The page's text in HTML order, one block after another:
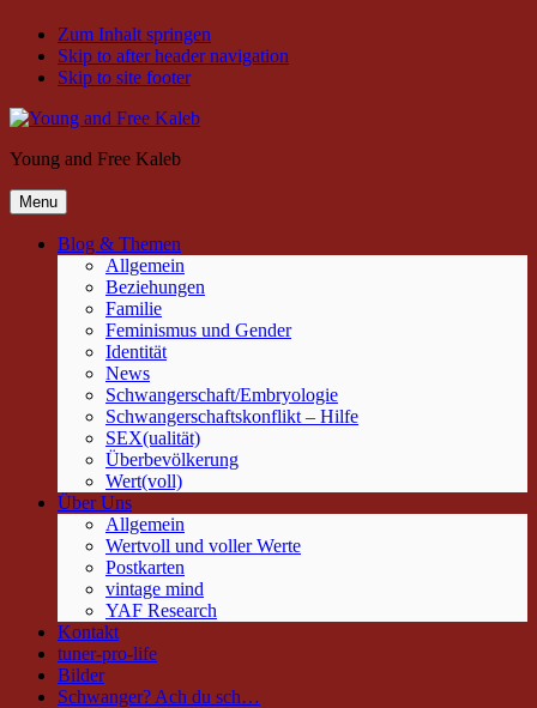
Zum Inhalt springen
Skip to after header navigation
Skip to site footer
Young and Free Kaleb
Menu
Blog & Themen
Allgemein
Beziehungen
Familie
Feminismus und Gender
Identität
News
Schwangerschaft/Embryologie
Schwangerschaftskonflikt – Hilfe
SEX(ualität)
Überbevölkerung
Wert(voll)
Über Uns
Allgemein
Wertvoll und voller Werte
Postkarten
vintage mind
YAF Research
Kontakt
tuner-pro-life
Bilder
Schwanger? Ach du sch…